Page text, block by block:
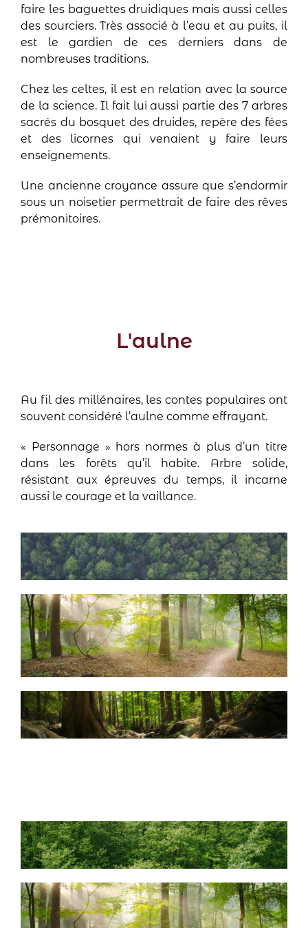
faire les baguettes druidiques mais aussi celles
des sourciers. Très associé à l’eau et au puits, il
est le gardien de ces derniers dans de
nombreuses traditions.
Chez les celtes, il est en relation avec la source
de la science. Il fait lui aussi partie des 7 arbres
sacrés du bosquet des druides, repère des fées
et des licornes qui venaient y faire leurs
enseignements.
Une ancienne croyance assure que s’endormir
sous un noisetier permettrait de faire des rêves
prémonitoires.
L'aulne
Au fil des millénaires, les contes populaires ont
souvent considéré l’aulne comme effrayant.
« Personnage » hors normes à plus d’un titre
dans les forêts qu’il habite. Arbre solide,
résistant aux épreuves du temps, il incarne
aussi le courage et la vaillance.